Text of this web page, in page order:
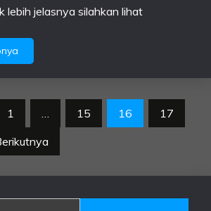
jelasnya silahkan lihat
1 15 16
17